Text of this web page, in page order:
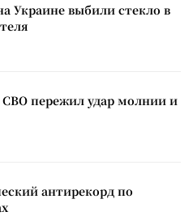
Украине выбили стекло в
пережил удар молнии и
антирекорд по